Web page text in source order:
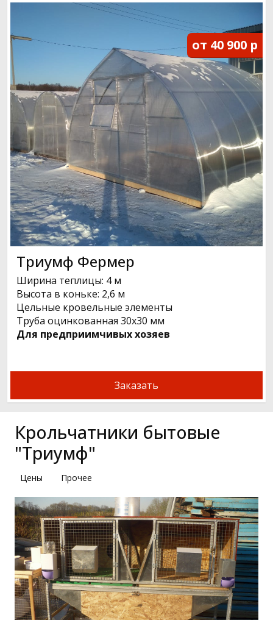
от 40 900 р
Триумф Фермер
Ширина теплицы: 4 м
Высота в коньке: 2,6 м
Цельные кровельные элементы
Труба оцинкованная 30х30 мм
Для предприимчивых хозяев
Заказать
Крольчатники бытовые
"Триумф"
Цены Прочее